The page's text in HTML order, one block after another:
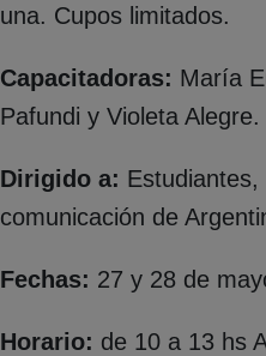
una. Cupos limitados.
Capacitadoras: María
Pafundi y Violeta Alegre.
Dirigido a:
comunicación de
Fechas: 27 y 28 de
Horario: de 10 a 13 hs